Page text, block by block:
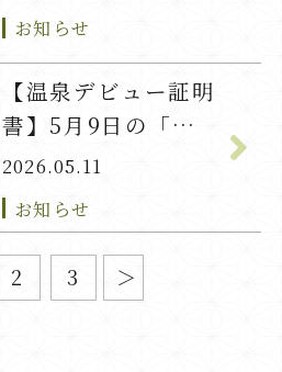
お知らせ
【温泉デビュー証明
書】5月9日の「か
い」君
2026.05.11
お知らせ
2 3